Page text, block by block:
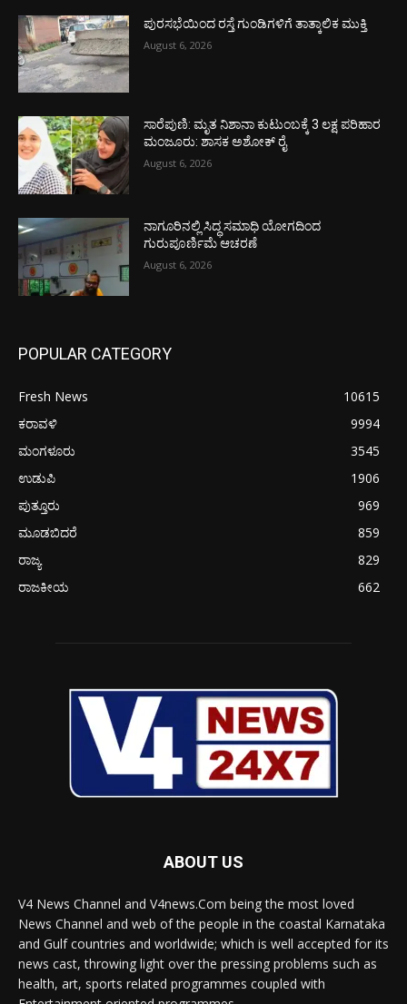
ಪುರಸಭೆಯಿಂದ ರಸ್ತೆ ಗುಂಡಿಗಳಿಗೆ ತಾತ್ಕಾಲಿಕ ಮುಕ್ತಿ
August 6, 2026
ಸಾರೆಪುಣಿ: ಮೃತ ನಿಶಾನಾ ಕುಟುಂಬಕ್ಕೆ 3 ಲಕ್ಷ ಪರಿಹಾರ
ಮಂಜೂರು: ಶಾಸಕ ಅಶೋಕ್ ರೈ
August 6, 2026
ನಾಗೂರಿನಲ್ಲಿ ಸಿದ್ಧ ಸಮಾಧಿ ಯೋಗದಿಂದ
ಗುರುಪೂರ್ಣಿಮೆ ಆಚರಣೆ
August 6, 2026
POPULAR CATEGORY
Fresh News
10615
ಕರಾವಳಿ
9994
ಮಂಗಳೂರು
3545
ಉಡುಪಿ
1906
ಪುತ್ತೂರು
969
ಮೂಡಬಿದರೆ
859
ರಾಜ್ಯ
829
ರಾಜಕೀಯ
662
ABOUT US
V4 News Channel and V4news.Com being the most loved
News Channel and web of the people in the coastal Karnataka
and Gulf countries and worldwide; which is well accepted for its
news cast, throwing light over the pressing problems such as
health, art, sports related programmes coupled with